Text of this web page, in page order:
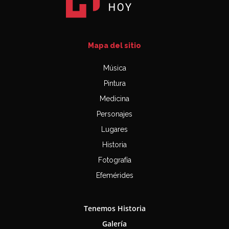
Mapa del sitio
Música
Pintura
Medicina
Personajes
Lugares
Historia
Fotografía
Efemérides
Tenemos Historia
Galería